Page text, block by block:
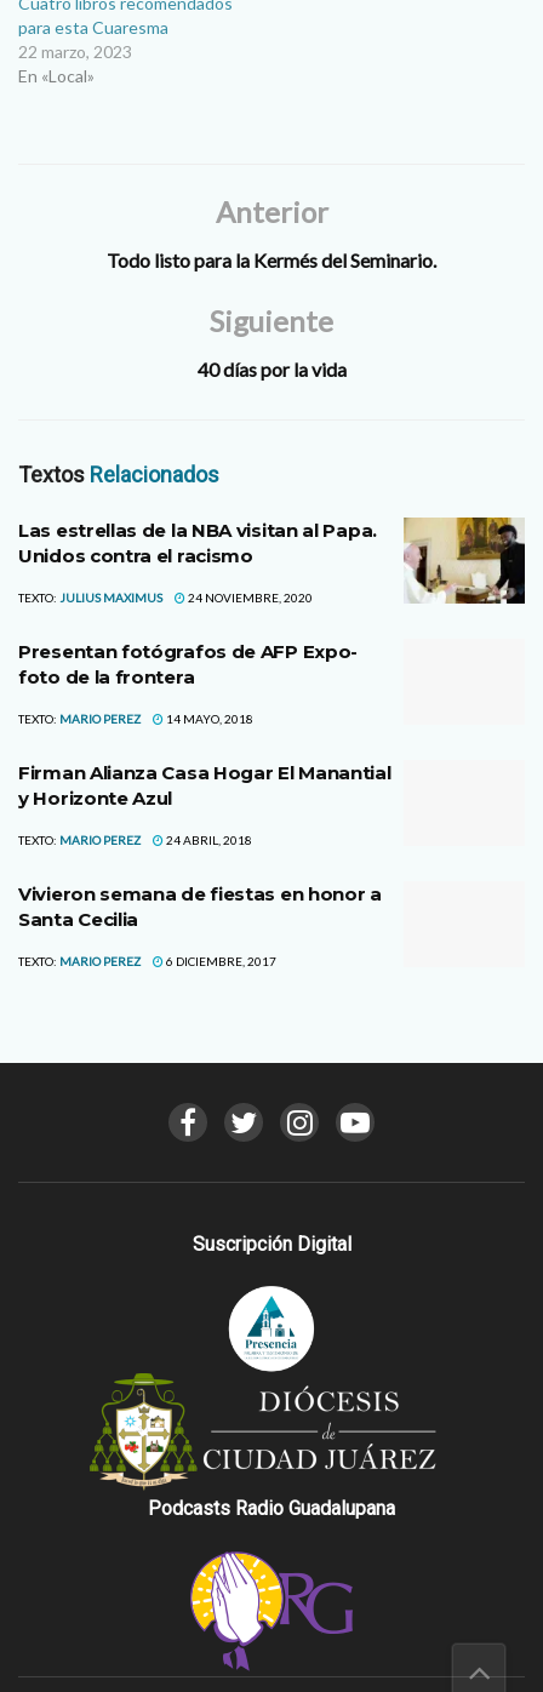
para esta Cuaresma
22 marzo, 2023
En «Local»
Anterior
Todo listo para la Kermés del Seminario.
Siguiente
40 días por la vida
Textos Relacionados
Las estrellas de la NBA visitan al Papa.
Unidos contra el racismo
TEXTO: JULIUS MAXIMUS 24 NOVIEMBRE, 2020
Presentan fotógrafos de AFP Expo-
foto de la frontera
TEXTO: MARIO PEREZ 14 MAYO, 2018
Firman Alianza Casa Hogar El Manantial
y Horizonte Azul
TEXTO: MARIO PEREZ 24 ABRIL, 2018
Vivieron semana de fiestas en honor a
Santa Cecilia
TEXTO: MARIO PEREZ 6 DICIEMBRE, 2017
Suscripción Digital
Podcasts Radio Guadalupana